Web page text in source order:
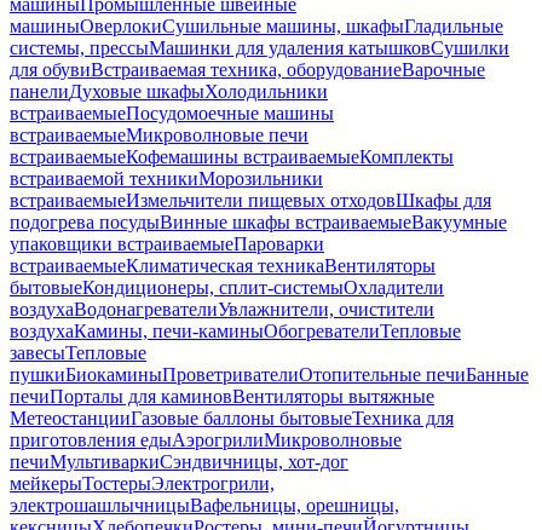
машиныПромышленные швейные
машиныОверлокиСушильные машины, шкафыГладильные
системы, прессыМашинки для удаления катышковСушилки
для обувиВстраиваемая техника, оборудованиеВарочные
панелиДуховые шкафыХолодильники
встраиваемыеПосудомоечные машины
встраиваемыеМикроволновые печи
встраиваемыеКофемашины встраиваемыеКомплекты
встраиваемой техникиМорозильники
встраиваемыеИзмельчители пищевых отходовШкафы для
подогрева посудыВинные шкафы встраиваемыеВакуумные
упаковщики встраиваемыеПароварки
встраиваемыеКлиматическая техникаВентиляторы
бытовыеКондиционеры, сплит-системыОхладители
воздухаВодонагревателиУвлажнители, очистители
воздухаКамины, печи-каминыОбогревателиТепловые
завесыТепловые
пушкиБиокаминыПроветривателиОтопительные печиБанные
печиПорталы для каминовВентиляторы вытяжные
МетеостанцииГазовые баллоны бытовыеТехника для
приготовления едыАэрогрилиМикроволновые
печиМультиваркиСэндвичницы, хот-дог
мейкерыТостерыЭлектрогрили,
электрошашлычницыВафельницы, орешницы,